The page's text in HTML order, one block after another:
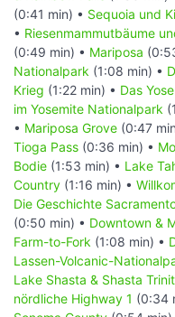
(0:41 min) • Sequoia und
• Riesenmammutbäume
(0:49 min) • Mariposa
Nationalpark (1:08 min) •
Krieg (1:22 min) • Das
im Yosemite Nationalpark
• Mariposa Grove (0:47
Tioga Pass (0:36 min) •
Bodie (1:53 min) • Lake
Country (1:16 min) •
Die Geschichte
(0:50 min) • Downtown &
Farm-to-Fork (1:08 min) •
Lassen-Volcanic-
Lake Shasta & Shasta
nördliche Highway 1 (0:34